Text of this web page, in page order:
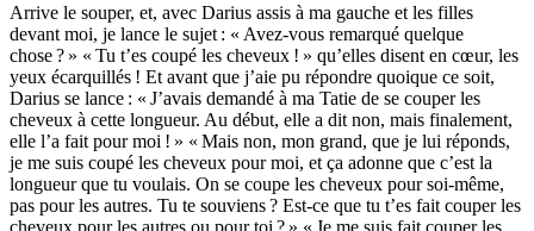
Arrive le souper, et, avec Darius assis à ma gauche et les filles
devant moi, je lance le sujet : « Avez-vous remarqué quelque
chose ? » « Tu t’es coupé les cheveux ! » qu’elles disent en cœur, les
yeux écarquillés ! Et avant que j’aie pu répondre quoique ce soit,
Darius se lance : « J’avais demandé à ma Tatie de se couper les
cheveux à cette longueur. Au début, elle a dit non, mais finalement,
elle l’a fait pour moi ! » « Mais non, mon grand, que je lui réponds,
je me suis coupé les cheveux pour moi, et ça adonne que c’est la
longueur que tu voulais. On se coupe les cheveux pour soi-même,
pas pour les autres. Tu te souviens ? Est-ce que tu t’es fait couper les
cheveux pour les autres ou pour toi ? » « Je me suis fait couper les